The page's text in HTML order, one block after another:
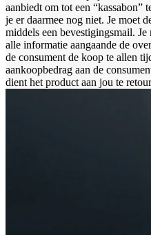
aanbiedt om tot een “kassabon”
je er daarmee nog niet. Je moet
middels een bevestigingsmail.
alle informatie aangaande de
de consument de koop te allen
aankoopbedrag aan de
dient het product aan jou te